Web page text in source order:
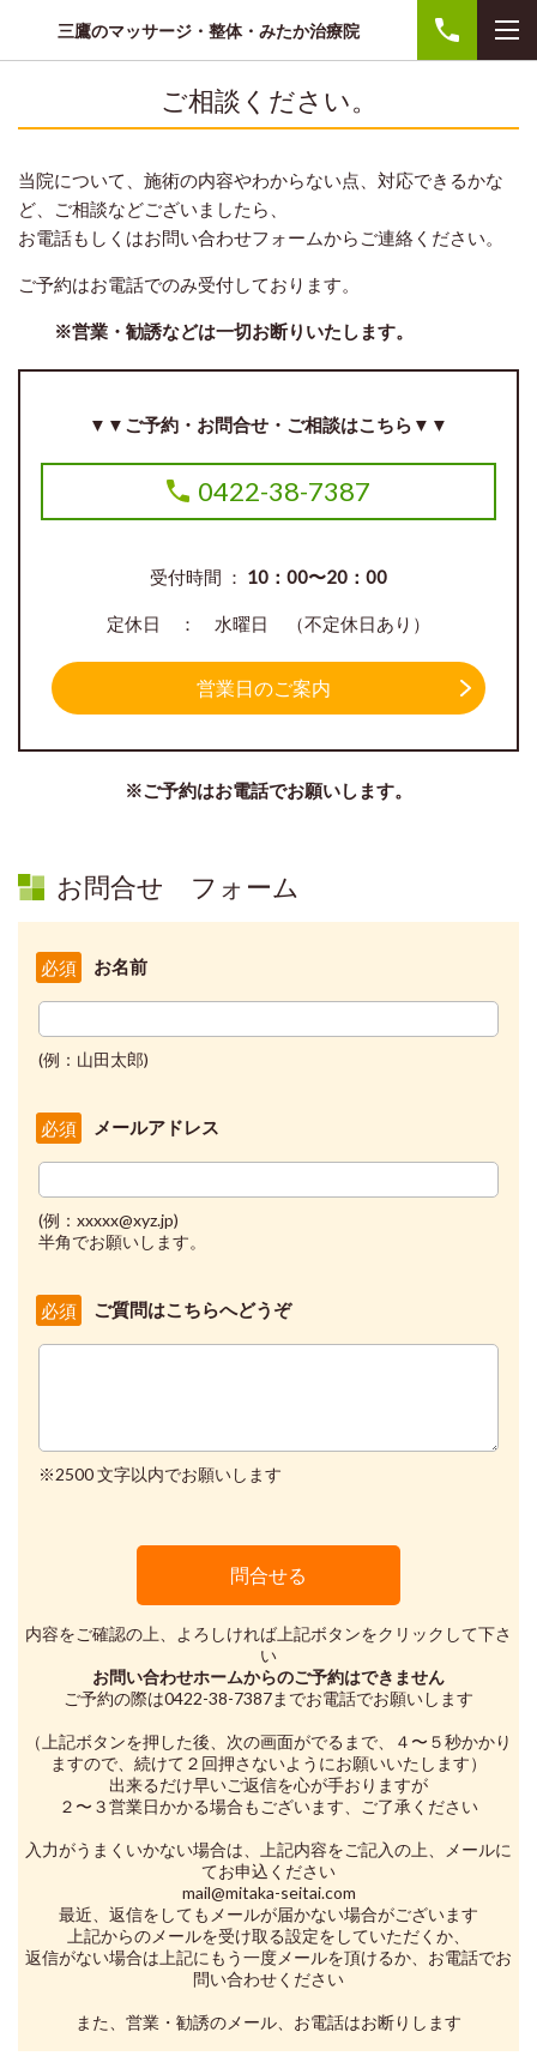
三鷹のマッサージ・整体・みたか治療院
ご相談ください。
当院について、施術の内容やわからない点、対応できるかな
ど、ご相談などございましたら、
お電話もしくはお問い合わせフォームからご連絡ください。
ご予約はお電話でのみ受付しております。
※営業・勧誘などは一切お断りいたします。
▼▼ご予約・お問合せ・ご相談はこちら▼▼
0422-38-7387
受付時間 ： 10：00〜20：00
定休日 ： 水曜日 （不定休日あり）
営業日のご案内
※ご予約はお電話でお願いします。
お問合せ フォーム
お名前
必須
(例：山田太郎)
メールアドレス
必須
(例：xxxxx@xyz.jp)
半角でお願いします。
ご質問はこちらへどうぞ
必須
※2500 文字以内でお願いします
内容をご確認の上、よろしければ上記ボタンをクリックして下さ
い
お問い合わせホームからのご予約はできません
ご予約の際は0422-38-7387までお電話でお願いします
（上記ボタンを押した後、次の画面がでるまで、４〜５秒かかり
ますので、続けて２回押さないようにお願いいたします）
出来るだけ早いご返信を心が手おりますが
２〜３営業日かかる場合もございます、ご了承ください
入力がうまくいかない場合は、上記内容をご記入の上、メールに
てお申込ください
mail@mitaka-seitai.com
最近、返信をしてもメールが届かない場合がございます
上記からのメールを受け取る設定をしていただくか、
返信がない場合は上記にもう一度メールを頂けるか、お電話でお
問い合わせください
また、営業・勧誘のメール、お電話はお断りします